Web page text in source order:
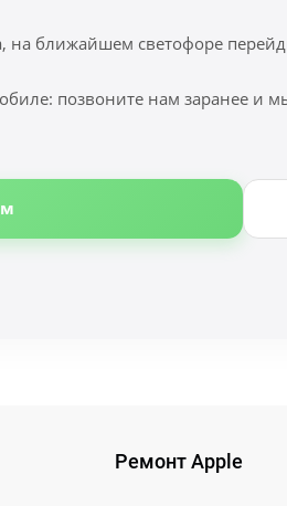
ближайшем светофоре
позвоните нам заранее и
Ремонт Apple